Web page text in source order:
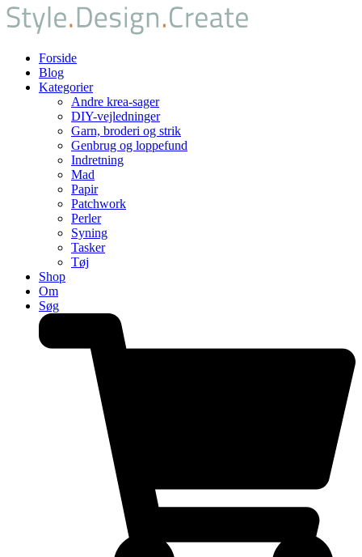
Forside
Blog
Kategorier
Andre krea-sager
DIY-vejledninger
Garn, broderi og strik
Genbrug og loppefund
Indretning
Mad
Papir
Patchwork
Perler
Syning
Tasker
Tøj
Shop
Om
Søg